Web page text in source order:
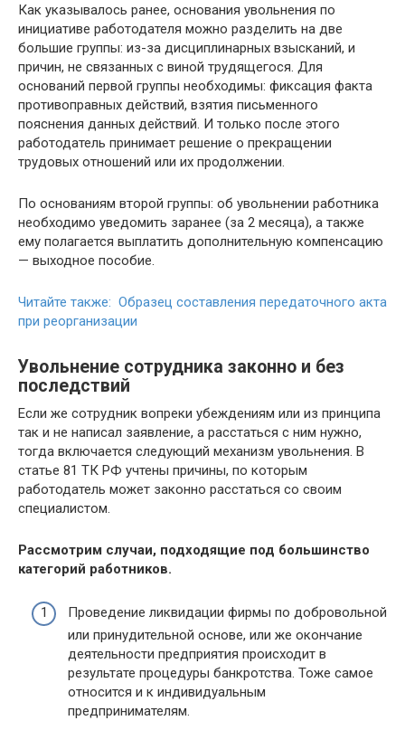
Как указывалось ранее, основания увольнения по
инициативе работодателя можно разделить на две
большие группы: из-за дисциплинарных взысканий, и
причин, не связанных с виной трудящегося. Для
оснований первой группы необходимы: фиксация факта
противоправных действий, взятия письменного
пояснения данных действий. И только после этого
работодатель принимает решение о прекращении
трудовых отношений или их продолжении.
По основаниям второй группы: об увольнении работника
необходимо уведомить заранее (за 2 месяца), а также
ему полагается выплатить дополнительную компенсацию
— выходное пособие.
Читайте также: Образец составления передаточного акта
при реорганизации
Увольнение сотрудника законно и без
последствий
Если же сотрудник вопреки убеждениям или из принципа
так и не написал заявление, а расстаться с ним нужно,
тогда включается следующий механизм увольнения. В
статье 81 ТК РФ учтены причины, по которым
работодатель может законно расстаться со своим
специалистом.
Рассмотрим случаи, подходящие под большинство
категорий работников.
Проведение ликвидации фирмы по добровольной
или принудительной основе, или же окончание
деятельности предприятия происходит в
результате процедуры банкротства. Тоже самое
относится и к индивидуальным
предпринимателям.